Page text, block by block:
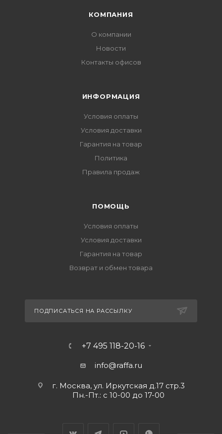
КОМПАНИЯ
О компании
Новости
Контакты офисов
ИНФОРМАЦИЯ
Условия оплаты
Условия доставки
Гарантия на товар
Политика
Правила продаж
ПОМОЩЬ
Условия оплаты
Условия доставки
Гарантия на товар
Возврат и обмен товара
ПОДПИСАТЬСЯ НА РАССЫЛКУ
+7 495 118-20-16
info@raffa.ru
г. Москва, ул. Иркутская д.17 стр.3
Пн.-Пт.: с 10-00 до 17-00